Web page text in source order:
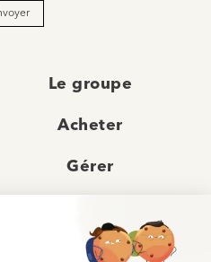
Le groupe
Acheter
Gérer
Avis clients